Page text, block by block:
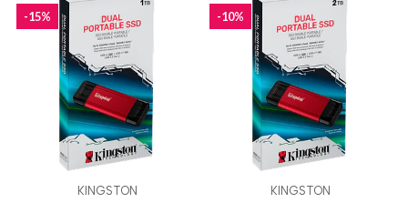
-15%
KINGSTON
-10%
KINGSTON